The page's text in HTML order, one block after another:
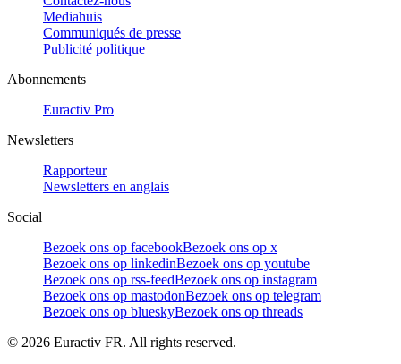
Mediahuis
Communiqués de presse
Publicité politique
Abonnements
Euractiv Pro
Newsletters
Rapporteur
Newsletters en anglais
Social
Bezoek ons op facebookBezoek ons op x
Bezoek ons op linkedinBezoek ons op youtube
Bezoek ons op rss-feedBezoek ons op instagram
Bezoek ons op mastodonBezoek ons op telegram
Bezoek ons op blueskyBezoek ons op threads
© 2026 Euractiv FR. All rights reserved.